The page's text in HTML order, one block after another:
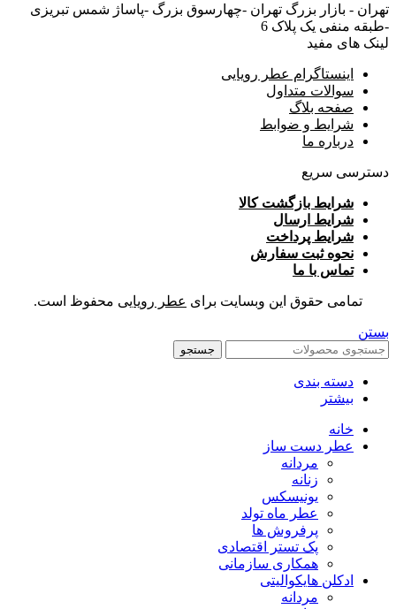
تهران - بازار بزرگ تهران -چهارسوق بزرگ -پاساژ شمس تبریزی
-طبقه منفی یک پلاک 6
لینک های مفید
اینستاگرام عطر رویایی
سوالات متداول
صفحه بلاگ
شرایط و ضوابط
درباره ما
دسترسی سریع
شرایط بازگشت کالا
شرایط ارسال
شرایط پرداخت
نحوه ثبت سفارش
تماس با ما
تمامی حقوق این وبسایت برای عطر رویایی محفوظ است.
بستن
جستجو
دسته بندی
بیشتر
خانه
عطر دست ساز
مردانه
زنانه
یونیسکس
عطر ماه تولد
پرفروش ها
پک تستر اقتصادی
همکاری سازمانی
ادکلن هایکوالیتی
مردانه